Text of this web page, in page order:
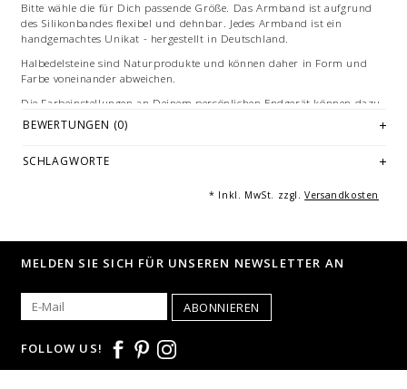
Bitte wähle die für Dich passende Größe. Das Armband ist aufgrund
des Silikonbandes flexibel und dehnbar. Jedes Armband ist ein
handgemachtes Unikat - hergestellt in Deutschland.
Halbedelsteine sind Naturprodukte und können daher in Form und
Farbe voneinander abweichen.
Die Farbeinstellungen an Deinem persönlichen Endgerät können dazu
führen, dass es zu Abweichungen zwischen der digitalen Ansicht und
dem Produkt kommt.
Bilddarstellung: beispielhafte Aufnahme von Armbändern in 19 cm
BEWERTUNGEN (0)
SCHLAGWORTE
* Inkl. MwSt. zzgl.Versandkosten
MELDEN SIE SICH FÜR UNSEREN NEWSLETTER AN
ABONNIEREN
FOLLOW US!